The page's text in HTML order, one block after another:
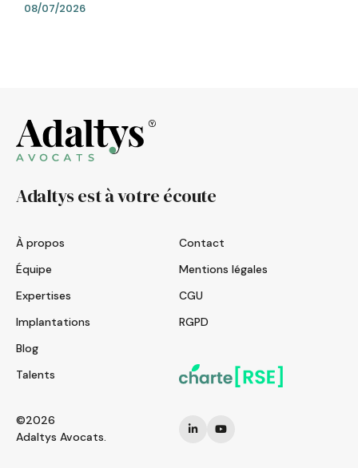
08/07/2026
Adaltys est à votre écoute
À propos
Équipe
Expertises
Implantations
Blog
Talents
Contact
Mentions légales
CGU
RGPD
©2026
Adaltys Avocats.